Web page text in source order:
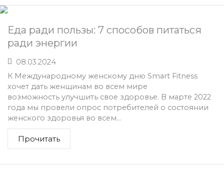
Еда ради пользы: 7 способов питаться
ради энергии
08.03.2024
К Международному женскому дню Smart Fitness
хочет дать женщинам во всем мире
возможность улучшить свое здоровье. В марте 2022
года мы провели опрос потребителей о состоянии
женского здоровья во всем...
Прочитать